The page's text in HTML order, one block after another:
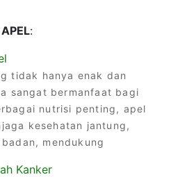
:
tidak hanya enak dan
sangat bermanfaat bagi
nutrisi penting, apel
kesehatan jantung,
mendukung
Kanker